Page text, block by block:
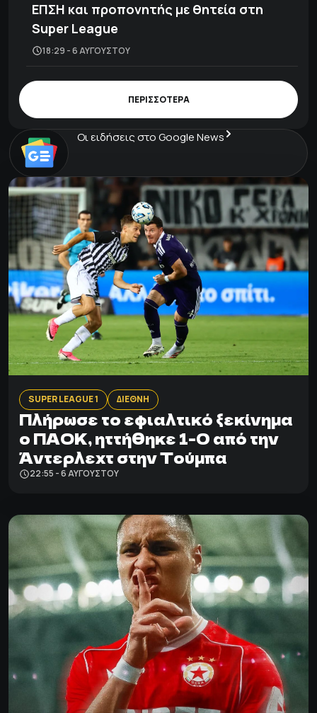
ΕΠΣΗ και προπονητής με θητεία στη
Super League
18:29 - 6 ΑΥΓΟΎΣΤΟΥ
ΠΕΡΙΣΣΟΤΕΡΑ
Οι ειδήσεις στο Google News
SUPER LEAGUE 1 ΔΙΕΘΝΗ
Πλήρωσε το εφιαλτικό ξεκίνημα
ο ΠΑΟΚ, ηττήθηκε 1-0 από την
Άντερλεχτ στην Τούμπα
22:55 - 6 ΑΥΓΟΎΣΤΟΥ